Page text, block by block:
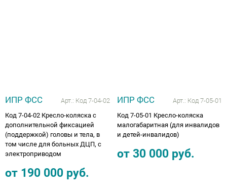
ИПР ФСС Арт.: Код 7-04-02
Код 7-04-02 Кресло-коляска с
дополнительной фиксацией
(поддержкой) головы и тела, в
том числе для больных ДЦП, с
электроприводом
от 190 000 руб.
ИПР ФСС Арт.: Код 7-05-01
Код 7-05-01 Кресло-коляска
малогабаритная (для инвалидов
и детей-инвалидов)
от 30 000 руб.